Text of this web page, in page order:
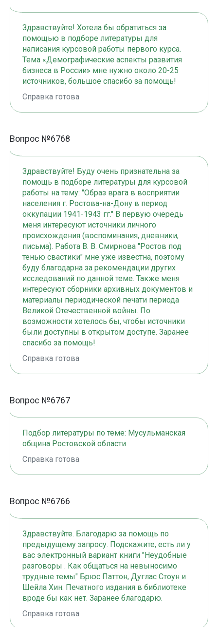
Здравствуйте! Хотела бы обратиться за
помощью в подборе литературы для
написания курсовой работы первого курса.
Тема «Демографические аспекты развития
бизнеса в России» мне нужно около 20-25
источников, большое спасибо за помощь!
Справка готова
Вопрос №6768
Здравствуйте! Буду очень признательна за
помощь в подборе литературы для курсовой
работы на тему: "Образ врага в восприятии
населения г. Ростова-на-Дону в период
оккупации 1941-1943 гг." В первую очередь
меня интересуют источники личного
происхождения (воспоминания, дневники,
письма). Работа В. В. Смирнова "Ростов под
тенью свастики" мне уже известна, поэтому
буду благодарна за рекомендации других
исследований по данной теме. Также меня
интересуют сборники архивных документов и
материалы периодической печати периода
Великой Отечественной войны. По
возможности хотелось бы, чтобы источники
были доступны в открытом доступе. Заранее
спасибо за помощь!
Справка готова
Вопрос №6767
Подбор литературы по теме: Мусульманская
община Ростовской области
Справка готова
Вопрос №6766
Здравствуйте. Благодарю за помощь по
предыдущему запросу. Подскажите, есть ли у
вас электронный вариант книги "Неудобные
разговоры . Как общаться на невыносимо
трудные темы" Брюс Паттон, Дуглас Стоун и
Шейла Хин. Печатного издания в библиотеке
вроде бы как нет. Заранее благодарю.
Справка готова